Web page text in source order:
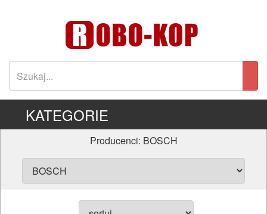
KATEGORIE
Producenci: BOSCH